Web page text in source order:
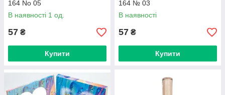
164 No 05
В наявності 1 од.
57 ₴
Купити
164 № 03
В наявності
57 ₴
Купити